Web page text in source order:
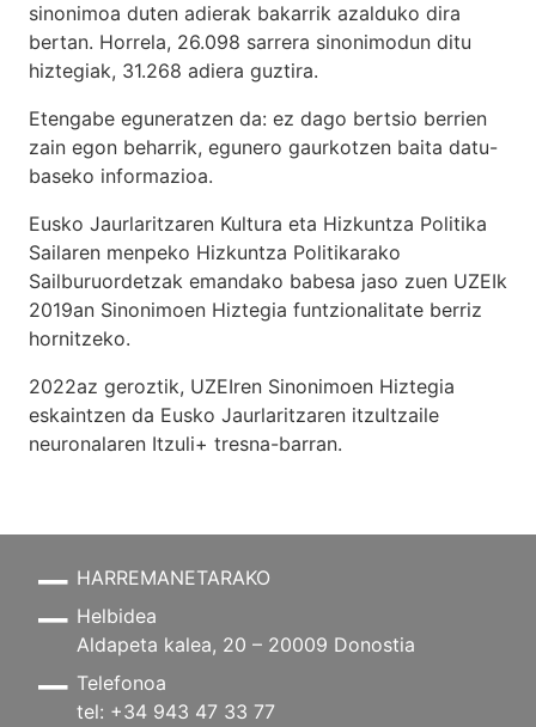
sinonimoa duten adierak bakarrik azalduko dira
bertan. Horrela, 26.098 sarrera sinonimodun ditu
hiztegiak, 31.268 adiera guztira.
Etengabe eguneratzen da: ez dago bertsio berrien
zain egon beharrik, egunero gaurkotzen baita datu-
baseko informazioa.
Eusko Jaurlaritzaren Kultura eta Hizkuntza Politika
Sailaren menpeko Hizkuntza Politikarako
Sailburuordetzak emandako babesa jaso zuen UZEIk
2019an Sinonimoen Hiztegia funtzionalitate berriz
hornitzeko.
2022az geroztik, UZEIren Sinonimoen Hiztegia
eskaintzen da Eusko Jaurlaritzaren itzultzaile
neuronalaren Itzuli+ tresna-barran.
HARREMANETARAKO
Helbidea
Aldapeta kalea, 20 – 20009 Donostia
Telefonoa
tel: +34 943 47 33 77